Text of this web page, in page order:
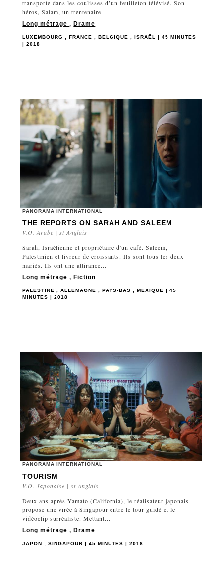
transporte dans les coulisses d’un feuilleton télévisé. Son
héros, Salam, un trentenaire...
Long métrage,Drame
LUXEMBOURG , FRANCE , BELGIQUE , ISRAËL | 45 MINUTES
| 2018
PANORAMA INTERNATIONAL
THE REPORTS ON SARAH AND SALEEM
V.O. Arabe | st Anglais
Sarah, Israélienne et propriétaire d'un café. Saleem,
Palestinien et livreur de croissants. Ils sont tous les deux
mariés. Ils ont une attirance...
Long métrage,Fiction
PALESTINE , ALLEMAGNE , PAYS-BAS , MEXIQUE | 45
MINUTES | 2018
PANORAMA INTERNATIONAL
TOURISM
V.O. Japonaise | st Anglais
Deux ans après Yamato (California), le réalisateur japonais
propose une virée à Singapour entre le tour guidé et le
vidéoclip surréaliste. Mettant...
Long métrage,Drame
JAPON , SINGAPOUR | 45 MINUTES | 2018